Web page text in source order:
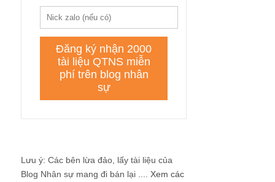
Lưu ý: Các bên lừa đảo, lấy tài liệu của
Blog Nhân sự mang đi bán lại .... Xem các